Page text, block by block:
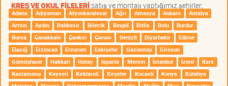
KREŞ VE OKUL FİLELERİsatış ve montajı yaptığımız şehirler;
Adana Adıyaman Afyonkarahisar Ağrı Amasya Ankara
Antalya
Artvin
Aydın Balıkesir Bilecik Bingöl Bitlis Bolu
Burdur
Bursa
Çanakkale Çankırı Çorum Denizli Diyarbakır
Edirne
Elazığ
Erzincan Erzurum Eskişehir Gaziantep
Giresun
Gümüşhane
Hakkari Hatay Isparta Mersin İstanbul İzmir
Kars
Kastamonu
Kayseri Kırklareli Kırşehir Kocaeli Konya
Kütahya